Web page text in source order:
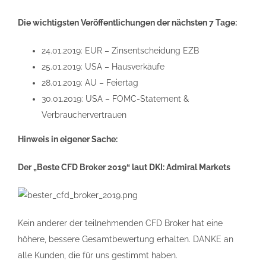
Die wichtigsten Veröffentlichungen der nächsten 7 Tage:
24.01.2019: EUR – Zinsentscheidung EZB
25.01.2019: USA – Hausverkäufe
28.01.2019: AU – Feiertag
30.01.2019: USA – FOMC-Statement &
Verbrauchervertrauen
Hinweis in eigener Sache:
Der „Beste CFD Broker 2019“ laut DKI: Admiral Markets
Kein anderer der teilnehmenden CFD Broker hat eine
höhere, bessere Gesamtbewertung erhalten. DANKE an
alle Kunden, die für uns gestimmt haben.